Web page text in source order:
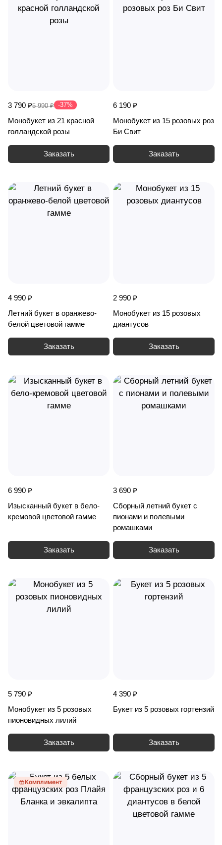
3 790 ₽5 990 ₽ -37%
Монобукет из 21 красной
голландской розы
Заказать
6 190 ₽
Монобукет из 15 розовых роз
Би Свит
Заказать
4 990 ₽
Летний букет в оранжево-
белой цветовой гамме
Заказать
2 990 ₽
Монобукет из 15 розовых
диантусов
Заказать
6 990 ₽
Изысканный букет в бело-
кремовой цветовой гамме
Заказать
3 690 ₽
Сборный летний букет с
пионами и полевыми
ромашками
Заказать
5 790 ₽
Монобукет из 5 розовых
пионовидных лилий
Заказать
4 390 ₽
Букет из 5 розовых гортензий
Заказать
Комплимент